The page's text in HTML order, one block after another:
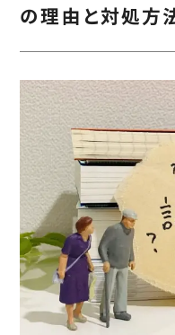
の理由と対処方